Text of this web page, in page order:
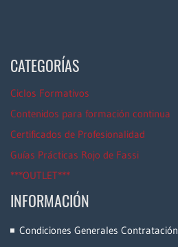
CATEGORÍAS
Ciclos Formativos
Contenidos para formación continua
Certificados de Profesionalidad
Guías Prácticas Rojo de Fassi
***OUTLET***
INFORMACIÓN
Condiciones Generales Contratación